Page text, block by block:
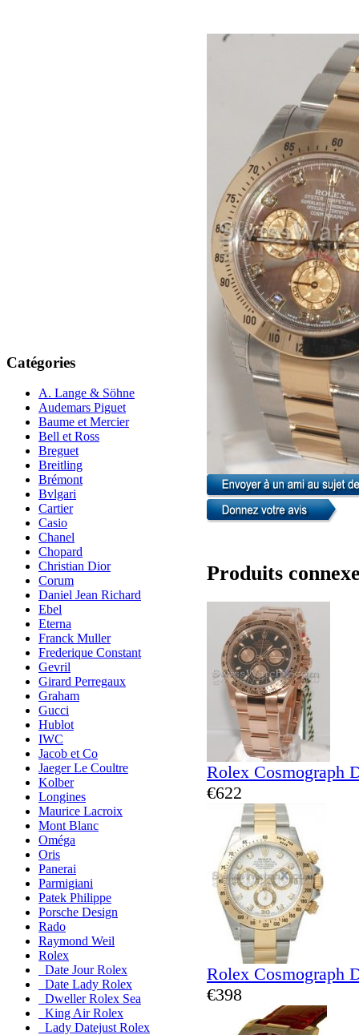
Catégories
A. Lange & Söhne
Audemars Piguet
Baume et Mercier
Bell et Ross
Breguet
Breitling
Brémont
Bvlgari
Cartier
Casio
Chanel
Chopard
Christian Dior
Corum
Daniel Jean Richard
Ebel
Eterna
Franck Muller
Frederique Constant
Gevril
Girard Perregaux
Graham
Gucci
Hublot
IWC
Jacob et Co
Jaeger Le Coultre
Kolber
Longines
Maurice Lacroix
Mont Blanc
Oméga
Oris
Panerai
Parmigiani
Patek Philippe
Porsche Design
Rado
Raymond Weil
Rolex
Date Jour Rolex
Date Lady Rolex
Dweller Rolex Sea
King Air Rolex
Lady Datejust Rolex
Produits
Rolex Cosmograph
€622
Rolex Cosmograph
€398